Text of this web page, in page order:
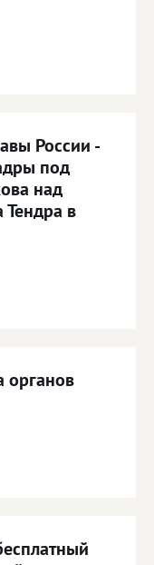
России -
под
над
Тендра в
органов